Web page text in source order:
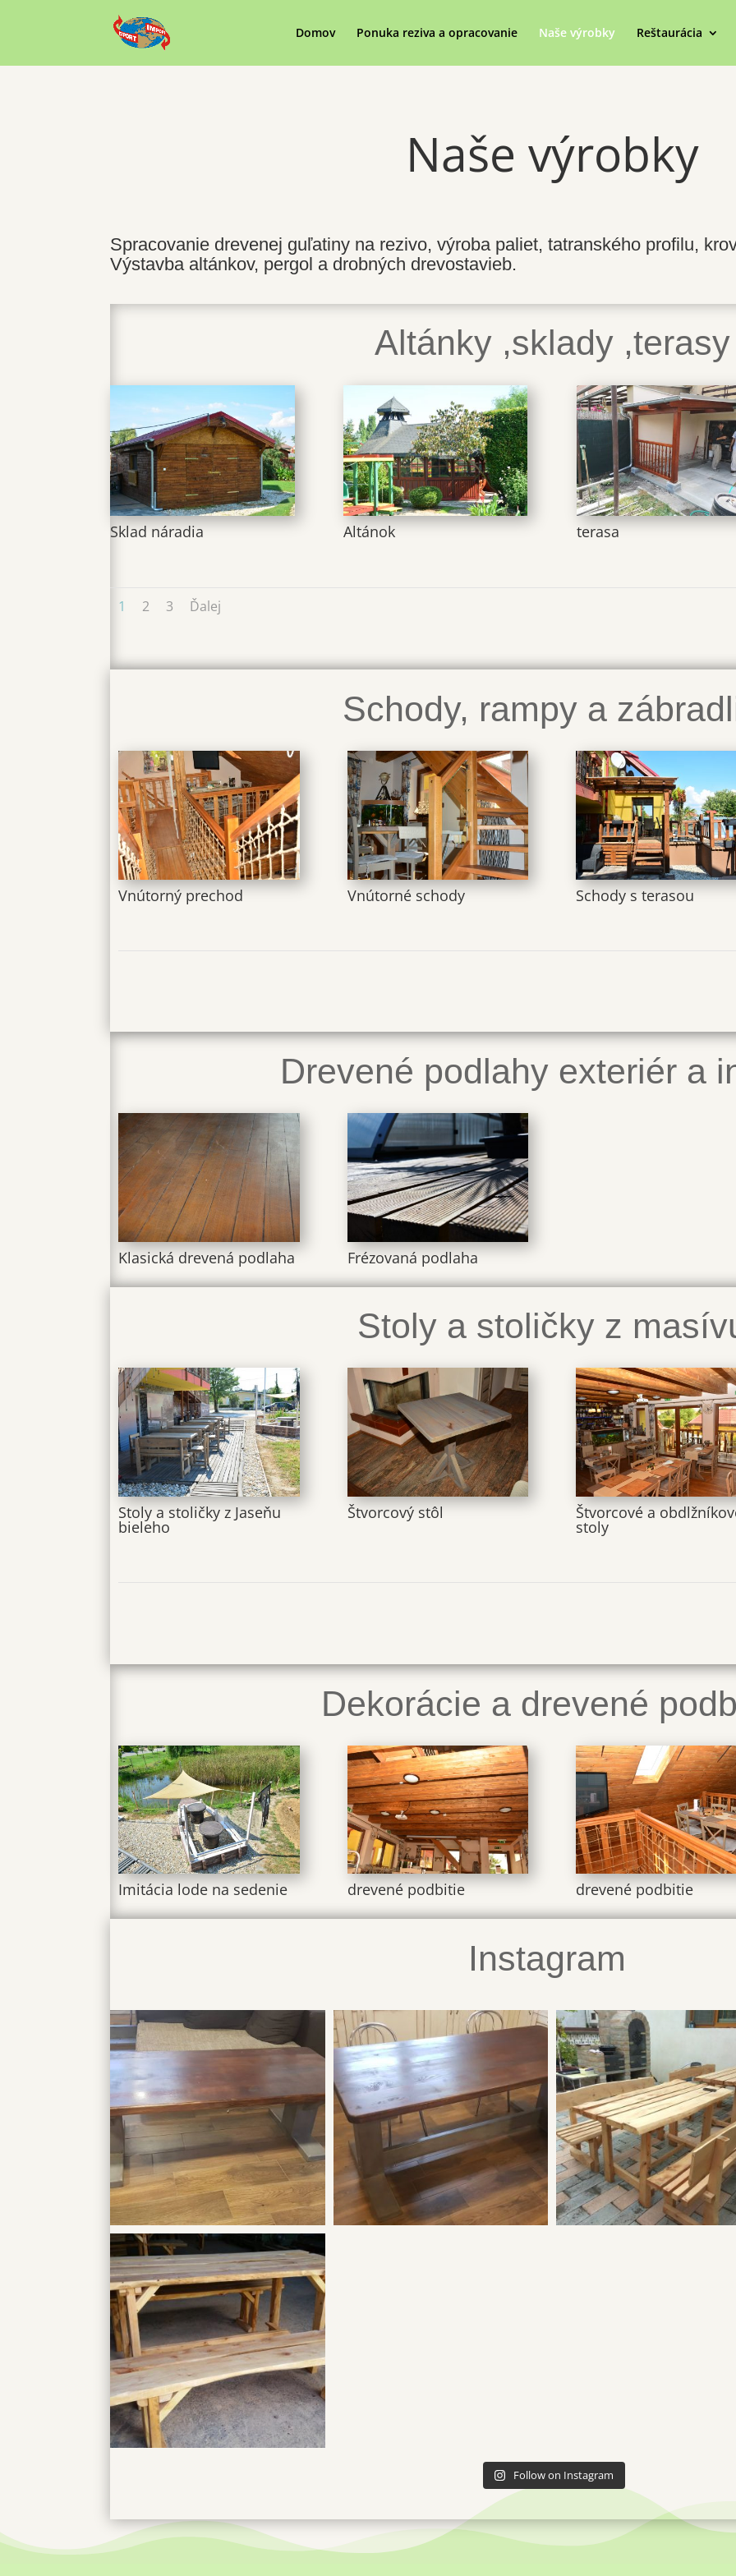
Domov Ponuka reziva a opracovanie Naše výrobky Reštaurácia
Naše výrobky
Spracovanie drevenej guľatiny na rezivo, výroba paliet, tatranského profilu,
Výstavba altánkov, pergol a drobných drevostavieb.
Altánky ,sklady ,terasy
Sklad náradia Altánok terasa
1 2 3 Ďalej
Schody, rampy a
Vnútorný prechod Vnútorné schody Schody s terasou
Drevené podlahy exteriér a
Klasická drevená podlaha Frézovaná podlaha
Stoly a stoličky z
Stoly a stoličky z Jaseňu
bieleho
Štvorcový stôl Štvorcové a
stoly
Dekorácie a drevené
Imitácia lode na sedenie drevené podbitie drevené podbitie
Instagram
Follow on Instagram